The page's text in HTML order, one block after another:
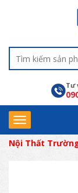
Tư
Nội Thất